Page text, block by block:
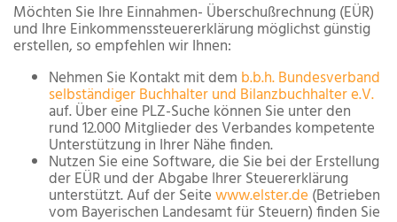
Möchten Sie Ihre Einnahmen- Überschußrechnung (EÜR)
und Ihre Einkommenssteuererklärung möglichst günstig
erstellen, so empfehlen wir Ihnen:
Nehmen Sie Kontakt mit dem b.b.h. Bundesverband
selbständiger Buchhalter und Bilanzbuchhalter e.V.
auf. Über eine PLZ-Suche können Sie unter den
rund 12.000 Mitglieder des Verbandes kompetente
Unterstützung in Ihrer Nähe finden.
Nutzen Sie eine Software, die Sie bei der Erstellung
der EÜR und der Abgabe Ihrer Steuererklärung
unterstützt. Auf der Seitewww.elster.de (Betrieben
vom Bayerischen Landesamt für Steuern) finden Sie